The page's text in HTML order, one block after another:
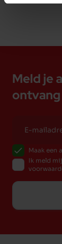
Meld je
Maak een
Ik meld